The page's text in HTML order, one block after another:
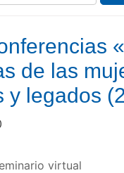
de las
y legados
virtual